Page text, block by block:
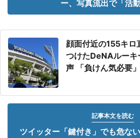
ー、写真流出で「活動
顔面付近の155キロ
つけたDeNAルーキ
声 「負けん気必要
記事本文を読む
ツイッター「鍵付き」でも危